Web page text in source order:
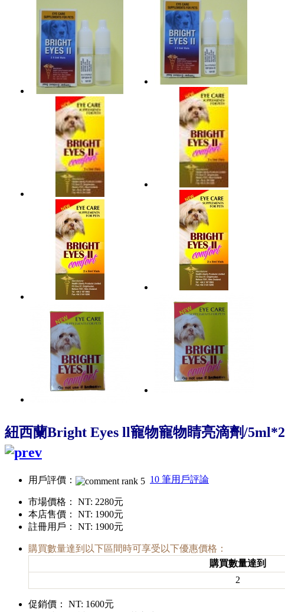
紐西蘭Bright Eyes ll寵物寵物睛亮滴劑/5ml*2
用戶評價： 10 筆用戶評論
市場價格： NT: 2280元
本店售價： NT: 1900元
註冊用戶： NT: 1900元
購買數量達到以下區間時可享受以下優惠價格：
購買數量達到
2
促銷價： NT: 1600元